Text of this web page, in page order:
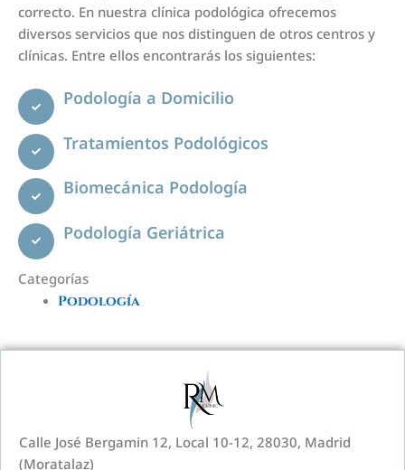
correcto. En nuestra clínica podológica ofrecemos
diversos servicios que nos distinguen de otros centros y
clínicas. Entre ellos encontrarás los siguientes:
Podología a Domicilio
Tratamientos Podológicos
Biomecánica Podología
Podología Geriátrica
Categorías
Podología
Calle José Bergamin 12, Local 10-12, 28030, Madrid
(Moratalaz)